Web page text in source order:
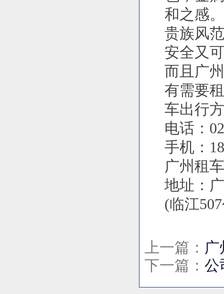
和之感
贵族风
安全又
而且广
有需要
车出行
电话：
手机：
广州租
地址：
(临江
上一篇： 广
下一篇： 公